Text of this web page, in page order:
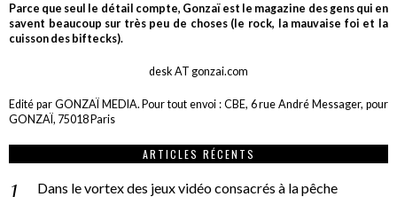
Parce que seul le détail compte, Gonzaï est le magazine des gens qui en
savent beaucoup sur très peu de choses (le rock, la mauvaise foi et la
cuisson des biftecks).
desk AT gonzai.com
Edité par GONZAÏ MEDIA. Pour tout envoi : CBE, 6 rue André Messager, pour
GONZAÏ, 75018 Paris
ARTICLES RÉCENTS
Dans le vortex des jeux vidéo consacrés à la pêche